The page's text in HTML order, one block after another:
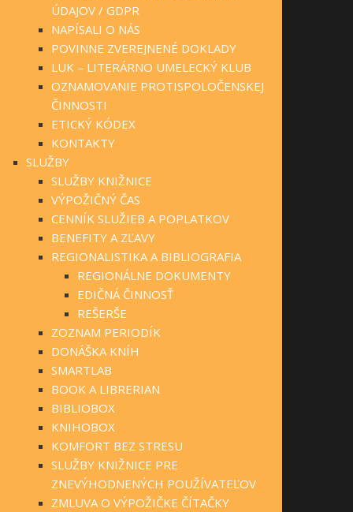
ÚDAJOV / GDPR
NAPÍSALI O NÁS
POVINNE ZVEREJNENÉ DOKLADY
LUK – LITERÁRNO UMELECKÝ KLUB
OZNAMOVANIE PROTISPOLOČENSKEJ
ČINNOSTI
ETICKÝ KÓDEX
KONTAKTY
SLUŽBY
SLUŽBY KNIŽNICE
VÝPOŽIČNÝ ČAS
CENNÍK SLUŽIEB A POPLATKOV
BENEFITY A ZĽAVY
REGIONALISTIKA A BIBLIOGRAFIA
REGIONÁLNE DOKUMENTY
EDIČNÁ ČINNOSŤ
REŠERŠE
ZOZNAM PERIODÍK
DONÁŠKA KNÍH
SMARTLAB
BOOK A LIBRERIAN
BIBLIOBOX
KNIHOBOX
KOMFORT BEZ STRESU
SLUŽBY KNIŽNICE PRE
ZNEVÝHODNENÝCH POUŽÍVATEĽOV
ZMLUVA O VÝPOŽIČKE ČÍTAČKY